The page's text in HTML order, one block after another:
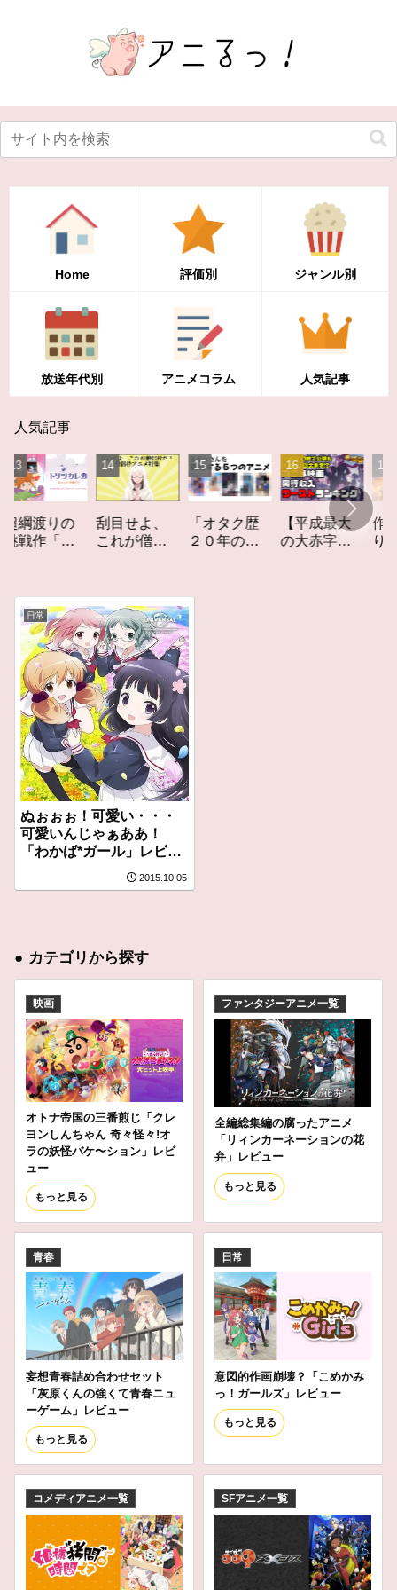
Home 評価別 ジャンル別
放送年代別 アニメコラム 人気記事
人気記事
りの
「ト
刮目せよ、
これが僧侶
メ」特集ア
ニメコラム
「オタク歴
２０年の私
メ」アニメ
コラム #私を
構成する5つ
のアニメ
【平成最大
の大赤字】
作家性の
りかす「
日常
ぬぉぉぉ！可愛い・・・
可愛いんじゃぁああ！
「わかば*ガール」レビュ
2015.10.05
● カテゴリから探す
映画
オトナ帝国の三番煎じ「クレ
ヨンしんちゃん 奇々怪々!オ
ラの妖怪バケ〜ション」レビ
ュー
もっと見る
ファンタジーアニメ一覧
全編総集編の腐ったアニメ
「リィンカーネーションの花
弁」レビュー
もっと見る
青春
妄想青春詰め合わせセット
「灰原くんの強くて青春ニュ
ーゲーム」レビュー
もっと見る
日常
意図的作画崩壊？「こめかみ
っ！ガールズ」レビュー
もっと見る
コメディアニメ一覧 SFアニメ一覧